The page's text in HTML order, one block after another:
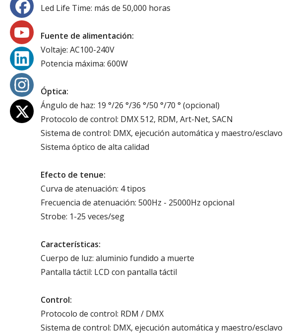
Led Life Time: más de 50,000 horas
Fuente de alimentación:
Voltaje: AC100-240V
Potencia máxima: 600W
Óptica:
Ángulo de haz: 19 °/26 °/36 °/50 °/70 °
Protocolo de control: DMX 512, RDM, Art-Net, SACN
Sistema de control: DMX, ejecución automática y maestro/esclavo
Sistema óptico de alta calidad
Efecto de tenue:
Curva de atenuación: 4 tipos
Frecuencia de atenuación: 500Hz - 25000Hz opcional
Strobe: 1-25 veces/seg
Características:
Cuerpo de luz: aluminio fundido a muerte
Pantalla táctil: LCD con pantalla táctil
Control:
Protocolo de control: RDM / DMX
Sistema de control: DMX, ejecución automática y maestro/esclavo